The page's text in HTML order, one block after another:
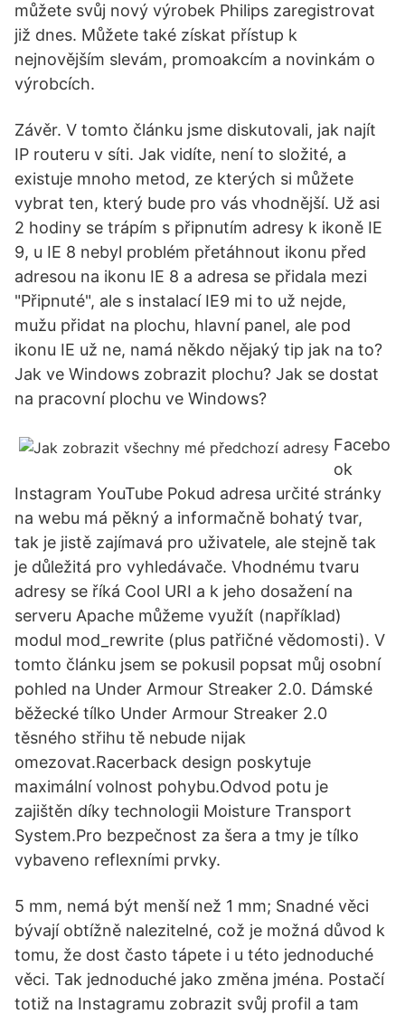
můžete svůj nový výrobek Philips zaregistrovat
již dnes. Můžete také získat přístup k
nejnovějším slevám, promoakcím a novinkám o
výrobcích.
Závěr. V tomto článku jsme diskutovali, jak najít
IP routeru v síti. Jak vidíte, není to složité, a
existuje mnoho metod, ze kterých si můžete
vybrat ten, který bude pro vás vhodnější. Už asi
2 hodiny se trápím s připnutím adresy k ikoně IE
9, u IE 8 nebyl problém přetáhnout ikonu před
adresou na ikonu IE 8 a adresa se přidala mezi
"Připnuté", ale s instalací IE9 mi to už nejde,
mužu přidat na plochu, hlavní panel, ale pod
ikonu IE už ne, namá někdo nějaký tip jak na to?
Jak ve Windows zobrazit plochu? Jak se dostat
na pracovní plochu ve Windows?
Facebo
ok
Instagram YouTube Pokud adresa určité stránky
na webu má pěkný a informačně bohatý tvar,
tak je jistě zajímavá pro uživatele, ale stejně tak
je důležitá pro vyhledávače. Vhodnému tvaru
adresy se říká Cool URI a k jeho dosažení na
serveru Apache můžeme využít (například)
modul mod_rewrite (plus patřičné vědomosti). V
tomto článku jsem se pokusil popsat můj osobní
pohled na Under Armour Streaker 2.0. Dámské
běžecké tílko Under Armour Streaker 2.0
těsného střihu tě nebude nijak
omezovat.Racerback design poskytuje
maximální volnost pohybu.Odvod potu je
zajištěn díky technologii Moisture Transport
System.Pro bezpečnost za šera a tmy je tílko
vybaveno reflexními prvky.
5 mm, nemá být menší než 1 mm; Snadné věci
bývají obtížně nalezitelné, což je možná důvod k
tomu, že dost často tápete i u této jednoduché
věci. Tak jednoduché jako změna jména. Postačí
totiž na Instagramu zobrazit svůj profil a tam